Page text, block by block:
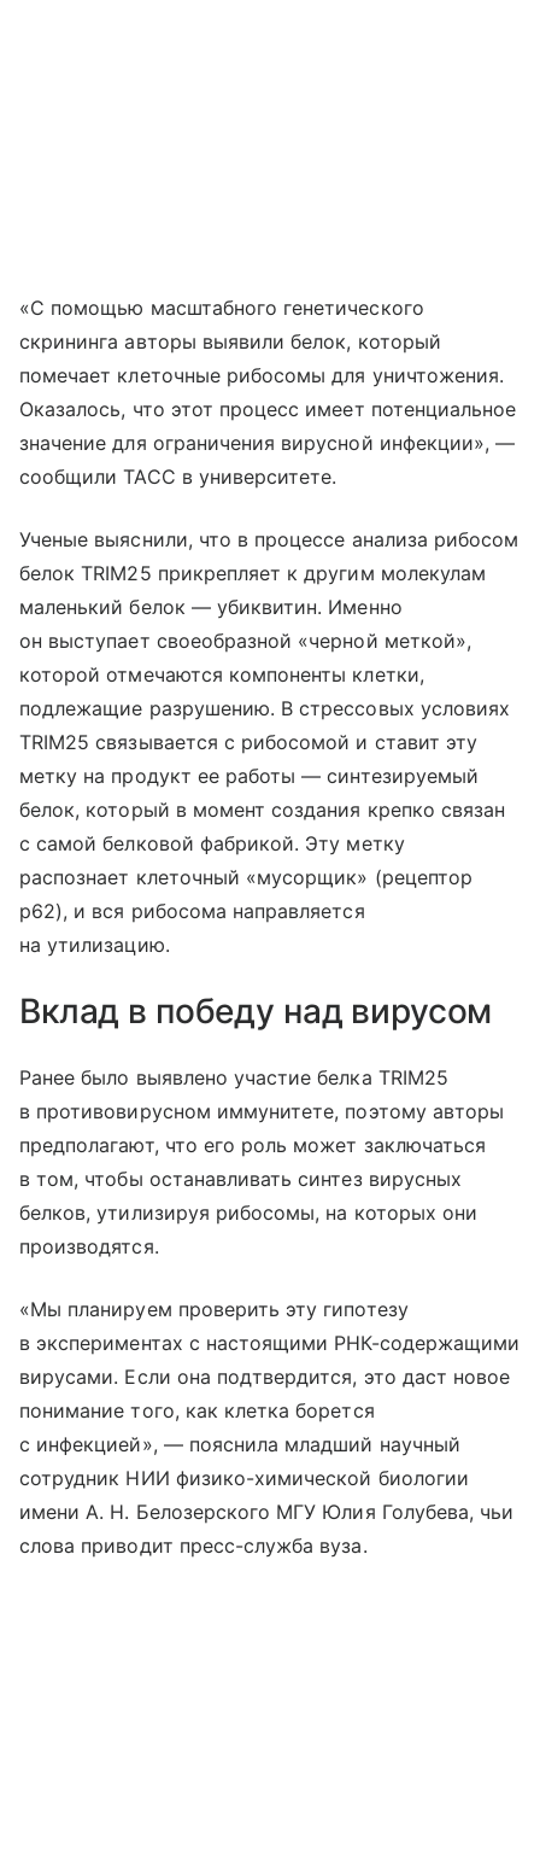
«С помощью масштабного генетического
скрининга авторы выявили белок, который
помечает клеточные рибосомы для уничтожения.
Оказалось, что этот процесс имеет потенциальное
значение для ограничения вирусной инфекции», —
сообщили ТАСС в университете.
Ученые выяснили, что в процессе анализа рибосом
белок TRIM25 прикрепляет к другим молекулам
маленький белок — убиквитин. Именно
он выступает своеобразной «черной меткой»,
которой отмечаются компоненты клетки,
подлежащие разрушению. В стрессовых условиях
TRIM25 связывается с рибосомой и ставит эту
метку на продукт ее работы — синтезируемый
белок, который в момент создания крепко связан
с самой белковой фабрикой. Эту метку
распознает клеточный «мусорщик» (рецептор
p62), и вся рибосома направляется
на утилизацию.
Вклад в победу над вирусом
Ранее было выявлено участие белка TRIM25
в противовирусном иммунитете, поэтому авторы
предполагают, что его роль может заключаться
в том, чтобы останавливать синтез вирусных
белков, утилизируя рибосомы, на которых они
производятся.
«Мы планируем проверить эту гипотезу
в экспериментах с настоящими РНК-содержащими
вирусами. Если она подтвердится, это даст новое
понимание того, как клетка борется
с инфекцией», — пояснила младший научный
сотрудник НИИ физико-химической биологии
имени А. Н. Белозерского МГУ Юлия Голубева, чьи
слова приводит пресс-служба вуза.